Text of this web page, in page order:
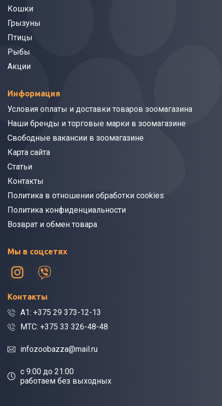
Кошки
Грызуны
Птицы
Рыбы
Акции
Информация
Условия оплаты и доставки товаров зоомагазина
Наши бренды и торговые марки в зоомагазине
Свободные вакансии в зоомагазине
Карта сайта
Статьи
Контакты
Политика в отношении обработки cookies
Политика конфиденциальности
Возврат и обмен товара
Мы в соцсетях
Контакты
A1: +375 29 373-12-13
МТС: +375 33 326-48-48
infozoobazza@mail.ru
c 9:00 до 21:00
работаем без выходных